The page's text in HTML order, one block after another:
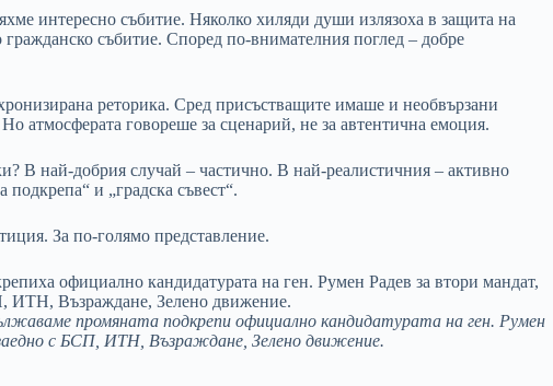
интересно събитие. Няколко хиляди души излязоха в защита на
събитие. Според по-внимателния поглед – добре
реторика. Сред присъстващите имаше и необвързани
атмосферата говореше за сценарий, не за автентична емоция.
В най-добрия случай – частично. В най-реалистичния – активно
и „градска съвест“.
За по-голямо представление.
промяната подкрепи официално кандидатурата на ген. Румен
с БСП, ИТН, Възраждане, Зелено движение.